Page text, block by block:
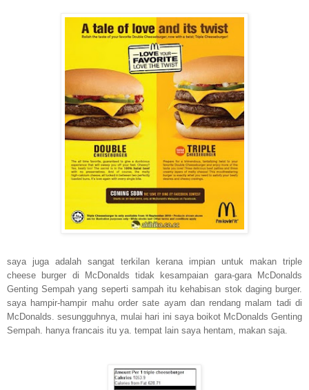
saya juga adalah sangat terkilan kerana impian untuk makan triple
cheese burger di McDonalds tidak kesampaian gara-gara McDonalds
Genting Sempah yang seperti sampah itu kehabisan stok daging burger.
saya hampir-hampir mahu order sate ayam dan rendang malam tadi di
McDonalds. sesungguhnya, mulai hari ini saya boikot McDonalds Genting
Sempah. hanya francais itu ya. tempat lain saya hentam, makan saja.